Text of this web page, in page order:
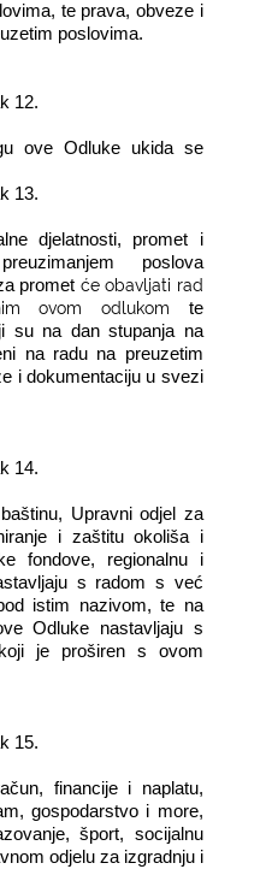
te prava, obveze i
poslovima.
12.
ove Odluke ukida se
13.
djelatnosti, promet i
poslova
promet će obavljati rad
ovom odlukom te
su na dan stupanja na
na radu na preuzetim
i dokumentaciju u svezi
14.
Upravni odjel za
i zaštitu okoliša i
fondove, regionalnu i
s radom s već
istim nazivom, te na
Odluke nastavljaju s
je proširen s ovom
15.
financije i naplatu,
gospodarstvo i more,
šport, socijalnu
odjelu za izgradnju i